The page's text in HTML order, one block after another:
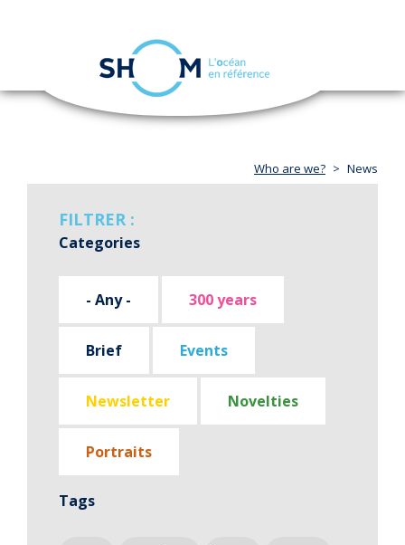
Skip
navigation
Who are we? News
FILTRER :
Categories
- Any - 300 years
Brief Events
Newsletter Novelties
Portraits
Tags